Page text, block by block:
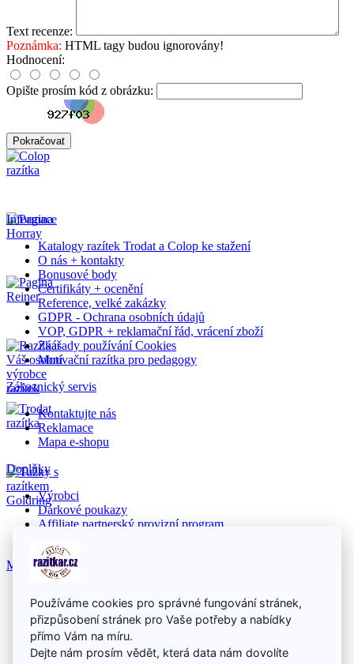
Text recenze:
Poznámka: HTML tagy budou ignorovány!
Hodnocení:
Opište prosím kód z obrázku:
Pokračovat
Informace
Katalogy razítek Trodat a Colop ke stažení
O nás + kontakty
Bonusové body
Certifikáty + ocenění
Reference, velké zakázky
GDPR - Ochrana osobních údajů
VOP, GDPR + reklamační řád, vrácení zboží
Záasady používání Cookies
Motivační razítka pro pedagogy
Zákaznický servis
Kontaktujte nás
Reklamace
Mapa e-shopu
Doplňky
Výrobci
Dárkové poukazy
Affiliate partnerský provizní program
Můj účet
Historie objednávek
Seznam přání
Newsletter
Používáme cookies pro správné fungování stránek,
přizpůsobení stránek pro Vaše potřeby a nabídky
přímo Vám na míru.
Dejte nám prosím vědět, která data nám dovolíte